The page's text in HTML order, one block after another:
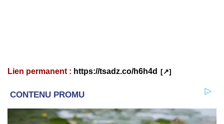
Lien permanent : https://tsadz.co/h6h4d